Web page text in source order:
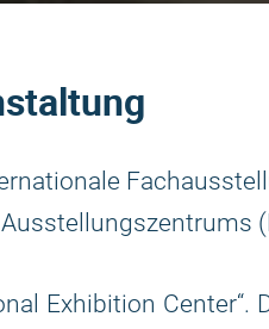
Exhibition Center“.